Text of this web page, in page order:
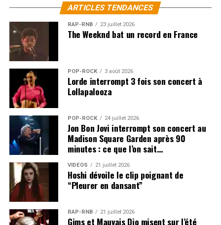
n’avait jusqu’ici généré autant de recettes dans les
salles du monde entier.
LES ALBUMS DE MICHAEL JACKSON SONT
SUJETS ASSOCIÉS: MICHAEL JACKSON
ARTICLES TENDANCES
RAP-RNB 23 juillet 2026
The Weeknd bat un record en France
POP-ROCK 3 août 2026
Lorde interrompt 3 fois son concert à
Lollapalooza
POP-ROCK 24 juillet 2026
Jon Bon Jovi interrompt son concert au
Madison Square Garden après 90
minutes : ce que l’on sait…
VIDEOS 21 juillet 2026
Hoshi dévoile le clip poignant de
“Pleurer en dansant”
RAP-RNB 21 juillet 2026
Gims et Mauvais Djo misent sur l’été